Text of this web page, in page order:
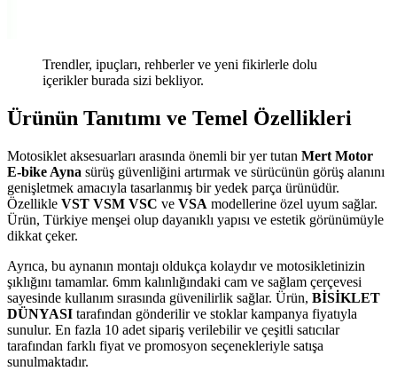
Trendler, ipuçları, rehberler ve yeni fikirlerle dolu
içerikler burada sizi bekliyor.
Ürünün Tanıtımı ve Temel Özellikleri
Motosiklet aksesuarları arasında önemli bir yer tutan Mert Motor
E-bike Ayna sürüş güvenliğini artırmak ve sürücünün görüş alanını
genişletmek amacıyla tasarlanmış bir yedek parça ürünüdür.
Özellikle VST VSM VSC ve VSA modellerine özel uyum sağlar.
Ürün, Türkiye menşei olup dayanıklı yapısı ve estetik görünümüyle
dikkat çeker.
Ayrıca, bu aynanın montajı oldukça kolaydır ve motosikletinizin
şıklığını tamamlar. 6mm kalınlığındaki cam ve sağlam çerçevesi
sayesinde kullanım sırasında güvenilirlik sağlar. Ürün, BİSİKLET
DÜNYASI tarafından gönderilir ve stoklar kampanya fiyatıyla
sunulur. En fazla 10 adet sipariş verilebilir ve çeşitli satıcılar
tarafından farklı fiyat ve promosyon seçenekleriyle satışa
sunulmaktadır.